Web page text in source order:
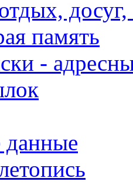
память
-